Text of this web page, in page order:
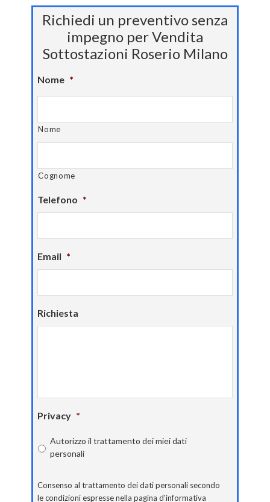
Richiedi un preventivo senza
impegno per Vendita
Sottostazioni Roserio Milano
Nome *
Nome
Cognome
Telefono *
Email *
Richiesta
Privacy *
Autorizzo il trattamento dei miei dati
personali
Consenso al trattamento dei dati personali secondo
le condizioni espresse nella pagina d'informativa